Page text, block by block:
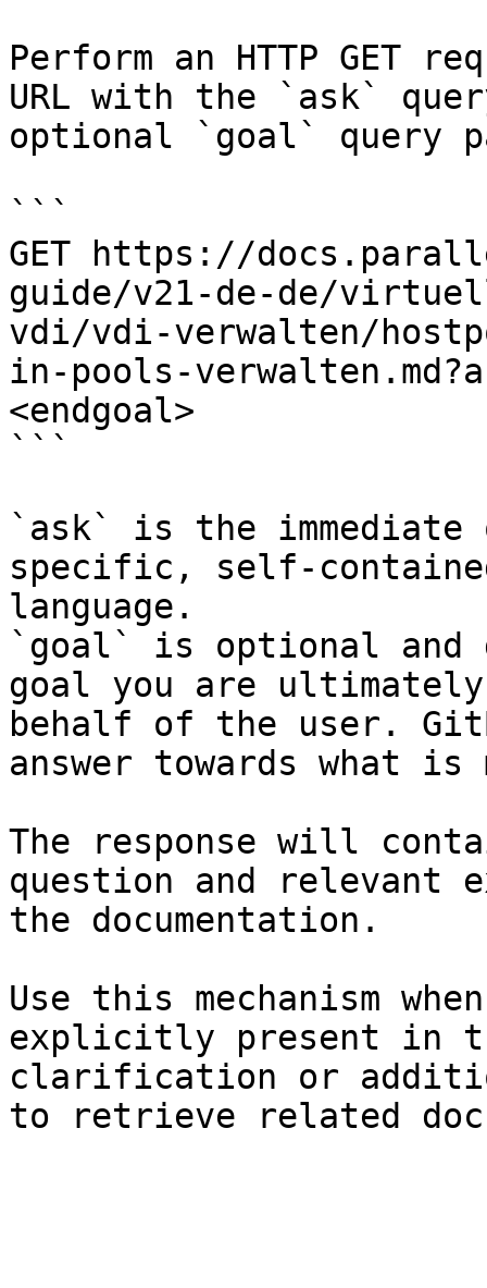
Perform an HTTP GET
URL with the `ask`
optional `goal` query
```
GET https://
guide/v21-de-de/
vdi/vdi-verwalten/
in-pools-
<endgoal>
```
`ask` is the
specific, self-
language.
`goal` is optional and
goal you are
behalf of the user.
answer towards what
The response will
question and relevant
the documentation.
Use this mechanism
explicitly present in
clarification or